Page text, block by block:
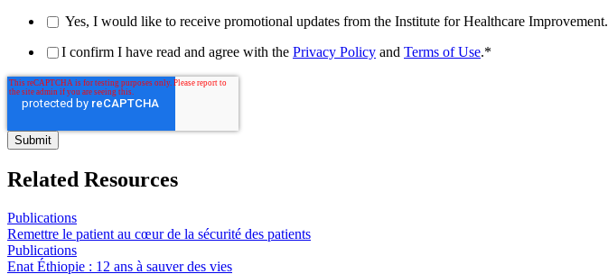
Yes, I would like to receive promotional updates from the Institute for Healthcare Improvement.
I confirm I have read and agree with the Privacy Policy and Terms of Use.*
Related Resources
Publications
Remettre le patient au cœur de la sécurité des patients
Publications
Enat Éthiopie : 12 ans à sauver des vies